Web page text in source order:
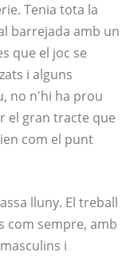
Tenia tota la
barrejada amb un
que el joc se
i alguns
no n'hi ha prou
el gran tracte que
com el punt
lluny. El treball
com sempre, amb
i